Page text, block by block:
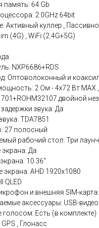
память: 64 Gb
2.0GHz 64bit
Активный куллер ,
(4G) , WiFi (2.4G+5G)
NXP6686+RDS
Оптоволоконный и
2 Ом - 4x72 Вт МАХ
двойной
звука: Да
TDA7851
27 полосный
рабочий стол: Три
экрана: Да
10.36"
экрана: AHD 1920x1080
QLED
и внешняя SIM-
аксессуары: USB-
голосом: Есть (в комплекте)
, Глонасс